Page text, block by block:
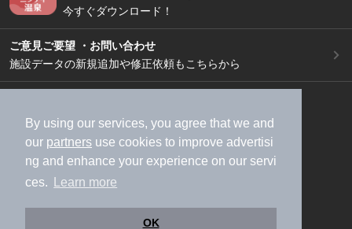
By using our services, you agree that we and
our partners use cookies to improve advertisi
ng and enhance your experience on our servi
ces.
Learn more
OK
今すぐダウンロード！
ご意見ご要望 ・お問い合わせ
施設データの新規追加や修正依頼もこちらから
加盟店募集（資料請求）
広告出稿のご案内
利用規約
ライフスタイルMEMBERS+規約
特定商取引法に基づく表記
ヘルプ
採用情報
運営会社